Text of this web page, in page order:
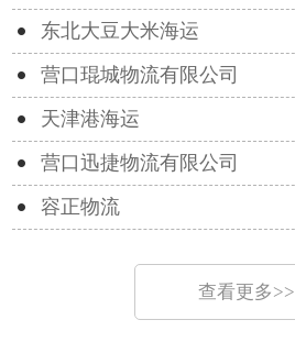
东北大豆大米海运
营口琨城物流有限公司
天津港海运
营口迅捷物流有限公司
容正物流
查看更多>>